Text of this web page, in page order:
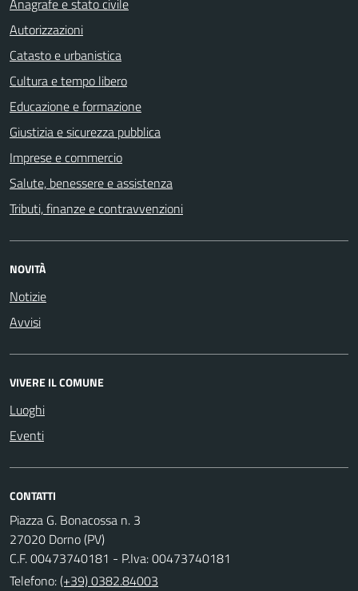
Autorizzazioni
Catasto e urbanistica
Cultura e tempo libero
Educazione e formazione
Giustizia e sicurezza pubblica
Imprese e commercio
Salute, benessere e assistenza
Tributi, finanze e contravvenzioni
NOVITÀ
Notizie
Avvisi
VIVERE IL COMUNE
Luoghi
Eventi
CONTATTI
Piazza G. Bonacossa n. 3
27020 Dorno (PV)
C.F. 00473740181 - P.Iva: 00473740181
Telefono:(+39) 0382.84003